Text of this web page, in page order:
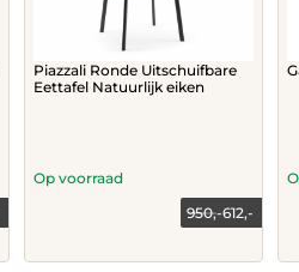
Piazzali Ronde Uitschuifbare
Eettafel Natuurlijk eiken
612,-
Current
950,-
Original
Op voorraad